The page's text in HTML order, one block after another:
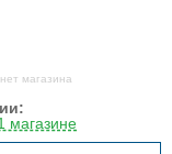
магазина
магазине